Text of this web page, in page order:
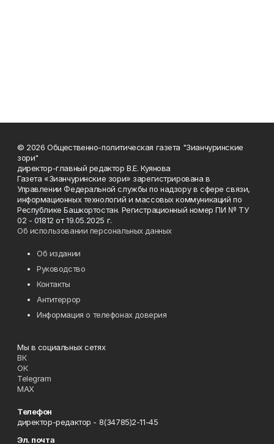
© 2026 Общественно-политическая газета "Зианчуринские
зори"
директор-главный редактор В.Е. Куянова
Газета «Зианчуринские зори» зарегистрирована в
Управлении Федеральной службы по надзору в сфере связи,
информационных технологий и массовых коммуникаций по
Республике Башкортостан. Регистрационный номер ПИ № ТУ
02 - 01812 от 19.05.2025 г.
Об использовании персональных данных
Об издании
Руководство
Контакты
Антитеррор
Информация о телефонах доверия
Мы в социальных сетях
ВК
ОК
Telegram
MAX
Телефон
директор-редактор - 8(34785)2-11-45
Эл. почта